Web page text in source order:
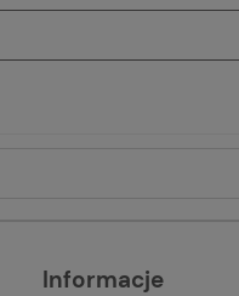
Informacje